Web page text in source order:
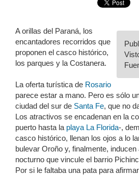
A orillas del Paraná, los
encantadores recorridos que
proponen el casco histórico,
los parques y la Costanera.
La oferta turística de Rosario
parece estar a mano. Pero es sólo
ciudad del sur de Santa Fe, que no
Los atractivos se encadenan en la
puerto hasta la playa La Florida-,
casco histórico, llenan los ojos a lo
bulevar Oroño y, finalmente,
nocturno que vincule el barrio
Por si le faltaba una pata para